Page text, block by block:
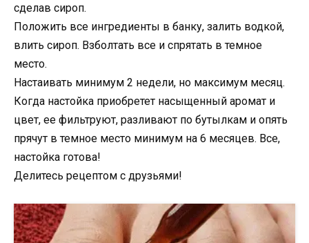
сделав сироп.
Положить все ингредиенты в банку, залить водкой,
влить сироп. Взболтать все и спрятать в темное
место.
Настаивать минимум 2 недели, но максимум месяц.
Когда настойка приобретет насыщенный аромат и
цвет, ее фильтруют, разливают по бутылкам и опять
прячут в темное место минимум на 6 месяцев. Все,
настойка готова!
Делитесь рецептом с друзьями!